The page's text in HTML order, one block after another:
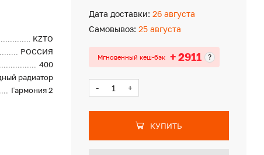
KZTO
РОССИЯ
400
радиатор
Гармония 2
Дата доставки: 26 августа
Самовывоз: 25 августа
Мгновенный кеш-бэк + 2911 ?
- +
КУПИТЬ